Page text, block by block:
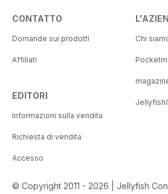
CONTATTO
Domande sui prodotti
Affiliati
EDITORI
Informazioni sulla vendita
Richiesta di vendita
Accesso
Chi
© Copyright 2011 - 2026 | Jellyfish